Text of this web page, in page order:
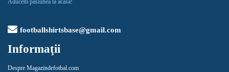
Aducem pasiunea ta acasă!
footballshirtsbase@gmail.com
Informaţii
Despre Magazindefotbal.com